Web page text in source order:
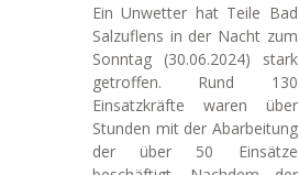
Ein Unwetter hat Teile Bad
Salzuflens in der Nacht zum
Sonntag (30.06.2024) stark
getroffen. Rund 130
Einsatzkräfte waren über
Stunden mit der Abarbeitung
der über 50 Einsätze